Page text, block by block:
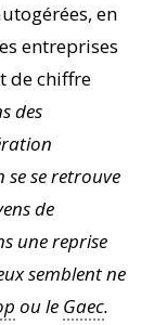
en
entreprises
de chiffre
des
se se retrouve
de
une reprise
semblent ne
ou le Gaec.